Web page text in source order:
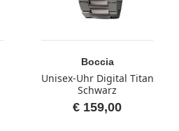
Boccia
Unisex-Uhr Digital Titan
Schwarz
€ 159,00